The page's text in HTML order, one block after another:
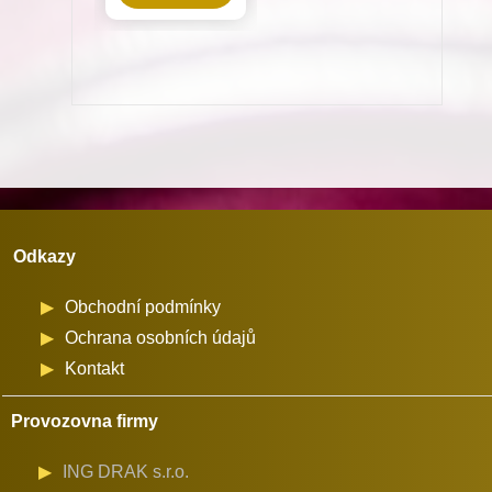
množství
Odkazy
Obchodní podmínky
Ochrana osobních údajů
Kontakt
Provozovna firmy
ING DRAK s.r.o.